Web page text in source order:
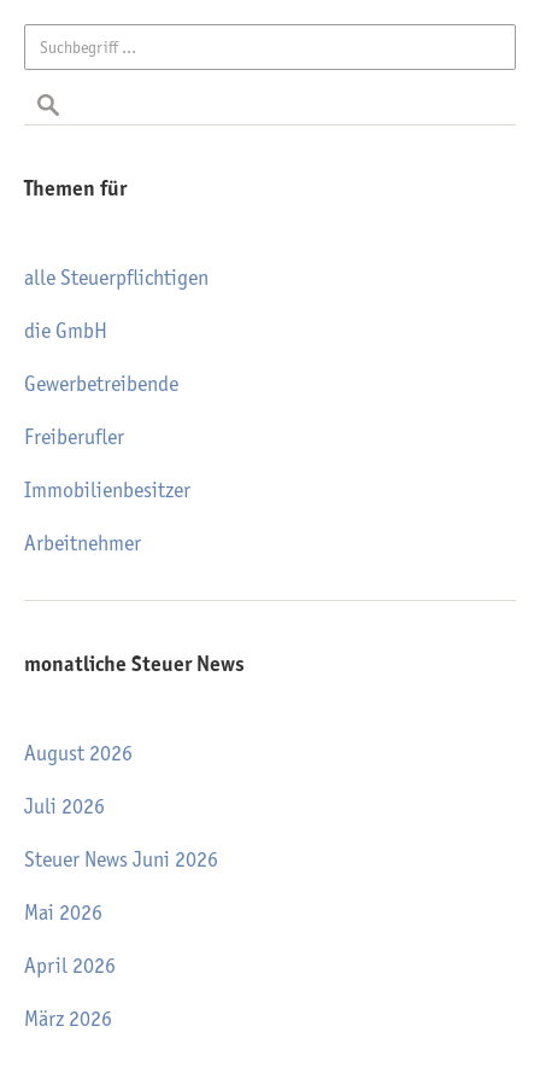
Themen für
alle Steuerpflichtigen
die GmbH
Gewerbetreibende
Freiberufler
Immobilienbesitzer
Arbeitnehmer
monatliche Steuer News
August 2026
Juli 2026
Steuer News Juni 2026
Mai 2026
April 2026
März 2026